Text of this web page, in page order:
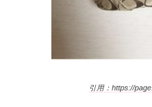
引用：https://